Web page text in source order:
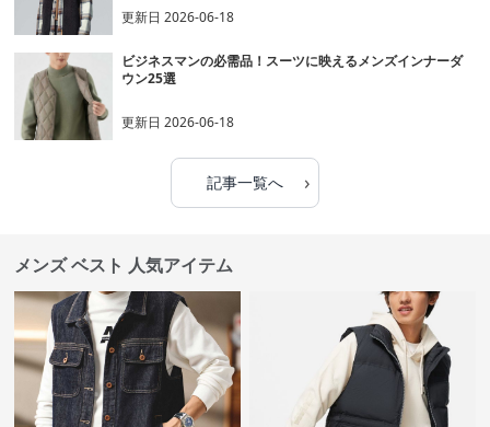
更新日2026-06-18
ビジネスマンの必需品！スーツに映えるメンズインナーダ
ウン25選
更新日2026-06-18
記事一覧へ ›
メンズ ベスト 人気アイテム